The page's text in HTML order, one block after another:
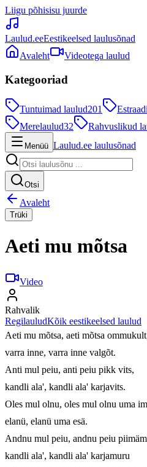
Liigu põhisisu juurde
Laulud.eeEestikeelsed laulusõnad
Avaleht
Videotega laulud
Kategooriad
Tuntuimad laulud201
Merelaulud32 Rahvuslikud
Menüü Laulud.ee laulusõnad
Otsi
Avaleht
Trüki
Aeti mu mõtsa
Video
Rahvalik
RegilauludKõik eestikeelsed laulud
Aeti mu mõtsa, aeti mõtsa
varra inne, varra inne valgõt.
Anti mul peiu, anti peiu pikk vits,
kandli ala', kandli ala' karjavits.
Oles mul olnu, oles mul olnu uma
elanü, elanü uma esä.
Andnu mul peiu, andnu peiu
kandli ala', kandli ala' karjamuru